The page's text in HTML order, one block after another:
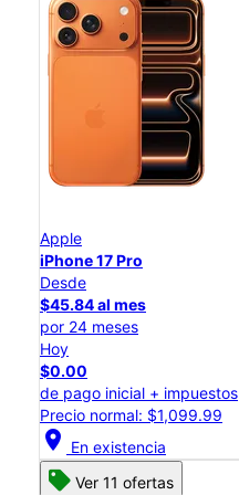
Apple
iPhone 17 Pro
Desde
$45.84 al mes
por 24 meses
Hoy
$0.00
de pago inicial + impuestos
Precio normal: $1,099.99
location_on En existencia
Ver 11 ofertas